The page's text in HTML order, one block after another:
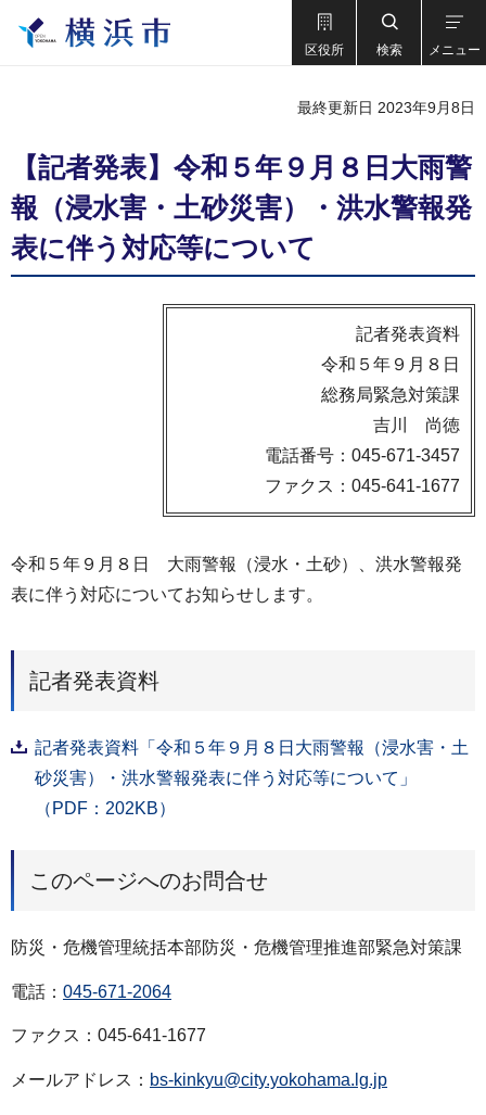
区役所 検索 メニュー
最終更新日 2023年9月8日
【記者発表】令和５年９月８日大雨警
報（浸水害・土砂災害）・洪水警報発
表に伴う対応等について
記者発表資料
令和５年９月８日
総務局緊急対策課
吉川 尚徳
電話番号：045-671-3457
ファクス：045-641-1677
令和５年９月８日 大雨警報（浸水・土砂）、洪水警報発
表に伴う対応についてお知らせします。
記者発表資料
記者発表資料「令和５年９月８日大雨警報（浸水害・土
砂災害）・洪水警報発表に伴う対応等について」
（PDF：202KB）
このページへのお問合せ
防災・危機管理統括本部防災・危機管理推進部緊急対策課
電話： 045-671-2064
ファクス：045-641-1677
メールアドレス： bs-kinkyu@city.yokohama.lg.jp